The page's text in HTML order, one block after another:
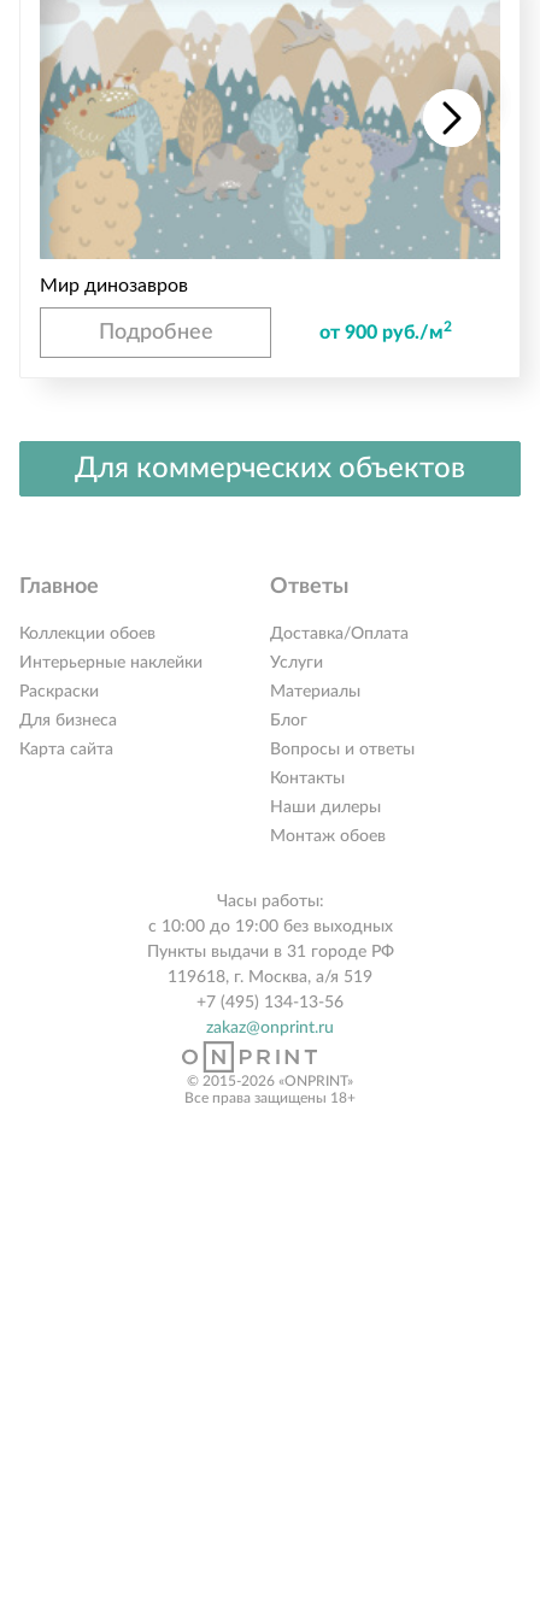
Мир динозавров
Подробнее от 900 руб./м2
Для коммерческих объектов
Главное
Коллекции обоев
Интерьерные наклейки
Раскраски
Для бизнеса
Карта сайта
Ответы
Доставка/Оплата
Услуги
Материалы
Блог
Вопросы и ответы
Контакты
Наши дилеры
Монтаж обоев
Часы работы:
с 10:00 до 19:00 без выходных
Пункты выдачи в 31 городе РФ
119618, г. Москва, а/я 519
+7 (495) 134-13-56
zakaz@onprint.ru
© 2015-2026 «ONPRINT»
Все права защищены 18+‎